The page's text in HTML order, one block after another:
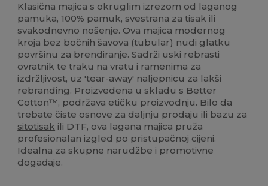
Klasična majica s okruglim izrezom od laganog
pamuka, 100% pamuk, svestrana za tisak ili
svakodnevno nošenje. Ova majica modernog
kroja bez bočnih šavova (tubular) nudi glatku
površinu za brendiranje. Sadrži uski rebrasti
ovratnik te traku na vratu i ramenima za
izdržljivost, uz 'tear-away' naljepnicu za lakši
rebranding. Proizvedena u skladu s Better
Cotton™, podržava etičku proizvodnju. Bilo da
trebate čiste osnove za daljnju prodaju ili bazu za
sitotisak ili DTF, ova lagana majica pruža
profesionalan izgled po pristupačnoj cijeni.
Idealna za skupne narudžbe i promotivne
događaje.